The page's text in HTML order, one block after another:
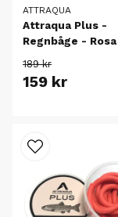
ATTRAQUA
Attraqua Plus -
Regnbåge - Rosa
189 kr
159 kr